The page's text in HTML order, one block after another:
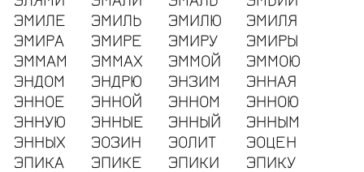
ЭМИЛЕ
ЭМИЛЬ ЭМИЛЮ
ЭМИЛЯ
ЭМИРА
ЭМИРЕ ЭМИРУ
ЭМИРЫ
ЭММАМ
ЭММАХ ЭММОЙ
ЭММОЮ
ЭНДОМ
ЭНДРЮ ЭНЗИМ
ЭННАЯ
ЭННОЕ
ЭННОЙ ЭННОМ
ЭННОЮ
ЭННУЮ
ЭННЫЕ ЭННЫЙ
ЭННЫМ
ЭННЫХ
ЭОЗИН ЭОЛИТ
ЭОЦЕН
ЭПИКА
ЭПИКЕ ЭПИКИ
ЭПИКУ